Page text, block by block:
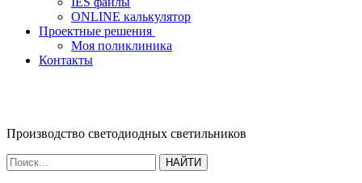
ONLINE калькулятор
Проектные решения
Моя поликлиника
Контакты
Производство светодиодных светильников
НАЙТИ